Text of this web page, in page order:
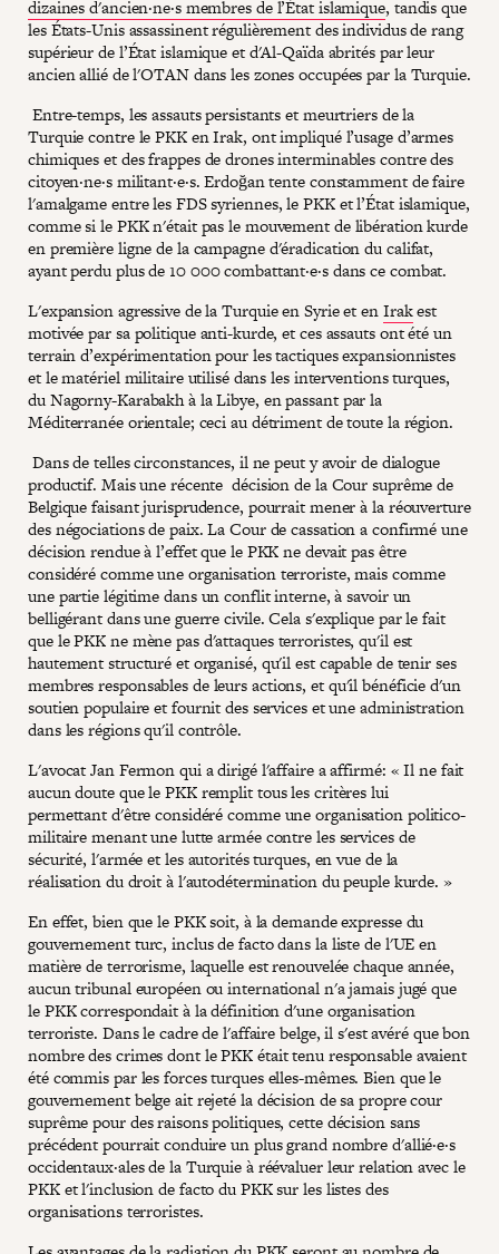
dizaines d'ancien·ne·s membres de l’État islamique, tandis que
les États-Unis assassinent régulièrement des individus de rang
supérieur de l’État islamique et d'Al-Qaïda abrités par leur
ancien allié de l'OTAN dans les zones occupées par la Turquie.
Entre-temps, les assauts persistants et meurtriers de la
Turquie contre le PKK en Irak, ont impliqué l’usage d’armes
chimiques et des frappes de drones interminables contre des
citoyen·ne·s militant·e·s. Erdoğan tente constamment de faire
l'amalgame entre les FDS syriennes, le PKK et l’État islamique,
comme si le PKK n'était pas le mouvement de libération kurde
en première ligne de la campagne d'éradication du califat,
ayant perdu plus de 10 000 combattant·e·s dans ce combat.
L'expansion agressive de la Turquie en Syrie et enIrakest
motivée par sa politique anti-kurde, et ces assauts ont été un
terrain d’expérimentation pour les tactiques expansionnistes
et le matériel militaire utilisé dans les interventions turques,
du Nagorny-Karabakh à la Libye, en passant par la
Méditerranée orientale; ceci au détriment de toute la région.
Dans de telles circonstances, il ne peut y avoir de dialogue
productif. Mais une récente décision de la Cour suprême de
Belgique faisant jurisprudence, pourrait mener à la réouverture
des négociations de paix. La Cour de cassation a confirmé une
décision rendue à l’effet que le PKK ne devait pas être
considéré comme une organisation terroriste, mais comme
une partie légitime dans un conflit interne, à savoir un
belligérant dans une guerre civile. Cela s'explique par le fait
que le PKK ne mène pas d'attaques terroristes, qu'il est
hautement structuré et organisé, qu'il est capable de tenir ses
membres responsables de leurs actions, et qu'il bénéficie d'un
soutien populaire et fournit des services et une administration
dans les régions qu'il contrôle.
L'avocat Jan Fermon qui a dirigé l'affaire a affirmé: « Il ne fait
aucun doute que le PKK remplit tous les critères lui
permettant d'être considéré comme une organisation politico-
militaire menant une lutte armée contre les services de
sécurité, l'armée et les autorités turques, en vue de la
réalisation du droit à l'autodétermination du peuple kurde. »
En effet, bien que le PKK soit, à la demande expresse du
gouvernement turc, inclus de facto dans la liste de l'UE en
matière de terrorisme, laquelle est renouvelée chaque année,
aucun tribunal européen ou international n'a jamais jugé que
le PKK correspondait à la définition d'une organisation
terroriste. Dans le cadre de l'affaire belge, il s'est avéré que bon
nombre des crimes dont le PKK était tenu responsable avaient
été commis par les forces turques elles-mêmes. Bien que le
gouvernement belge ait rejeté la décision de sa propre cour
suprême pour des raisons politiques, cette décision sans
précédent pourrait conduire un plus grand nombre d'allié·e·s
occidentaux·ales de la Turquie à réévaluer leur relation avec le
PKK et l'inclusion de facto du PKK sur les listes des
organisations terroristes.